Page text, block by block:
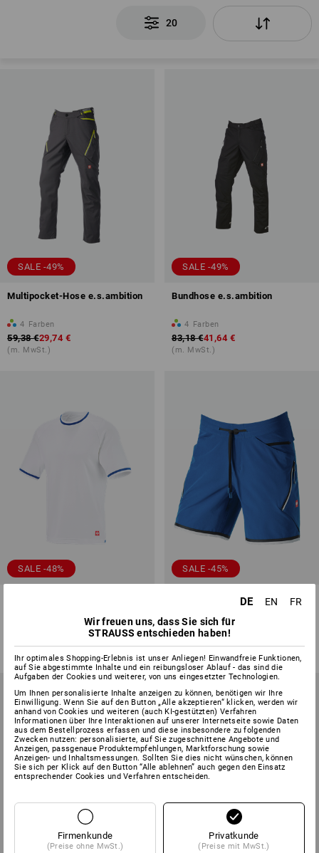
20
SALE -49%
Multipocket-Hose e.s.ambition
4 Farben
59,38 €29,74 €
(m. MwSt.)
SALE -49%
Bundhose e.s.ambition
4 Farben
83,18 €41,64 €
(m. MwSt.)
SALE -48% SALE -45%
Short e.s.ambition
2 Farben
43,91 €23,79 €
DE EN
FR
Wir freuen uns, dass Sie sich für
STRAUSS entschieden haben!
Ihr optimales Shopping-Erlebnis ist unser Anliegen! Einwandfreie Funktionen,
auf Sie abgestimmte Inhalte und ein reibungsloser Ablauf - das sind die
Aufgaben der Cookies und weiterer, von uns eingesetzter Technologien.
Um Ihnen personalisierte Inhalte anzeigen zu können, benötigen wir Ihre
Einwilligung. Wenn Sie auf den Button „Alle akzeptieren“ klicken, werden wir
anhand von Cookies und weiteren (auch KI-gestützten) Verfahren
Informationen über Ihre Interaktionen auf unserer Internetseite sowie Daten
aus dem Bestellprozess erfassen und diese insbesondere zu folgenden
Zwecken nutzen: personalisierte, auf Sie zugeschnittene Angebote und
Anzeigen, passgenaue Produktempfehlungen, Marktforschung sowie
Anzeigen- und Inhaltsmessungen. Sollten Sie dies nicht wünschen, können
Sie sich per Klick auf den Button “Alle ablehnen” auch gegen den Einsatz
entsprechender Cookies und Verfahren entscheiden.
Firmenkunde
(Preise ohne MwSt.)
Privatkunde
(Preise mit MwSt.)